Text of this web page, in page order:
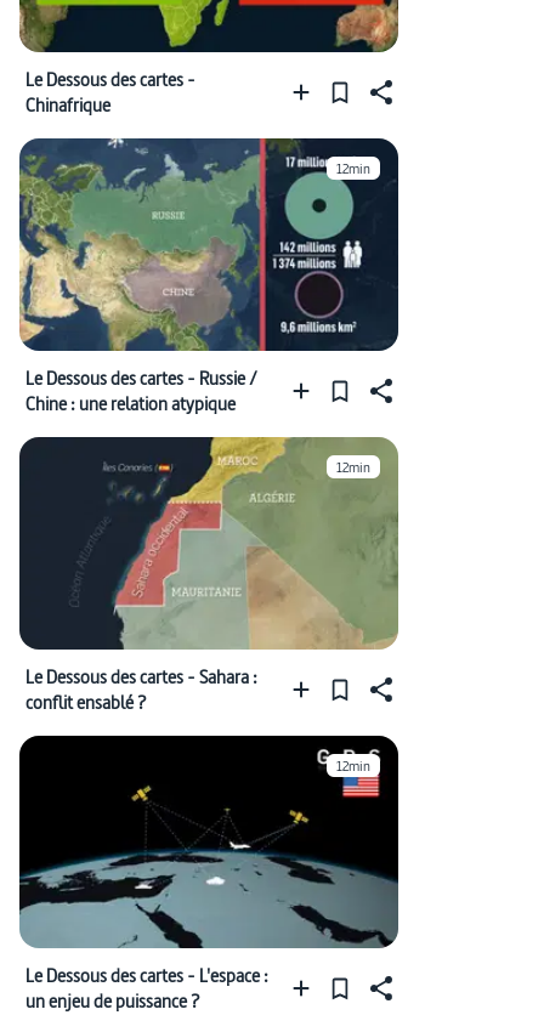
Le Dessous des cartes -
Chinafrique
12min
Le Dessous des cartes - Russie /
Chine : une relation atypique
12min
Le Dessous des cartes - Sahara :
conflit ensablé ?
12min
Le Dessous des cartes - L'espace :
un enjeu de puissance ?